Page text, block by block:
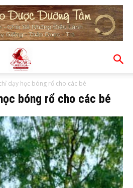
dạy học bóng rổ cho các bé
bóng rổ cho các bé